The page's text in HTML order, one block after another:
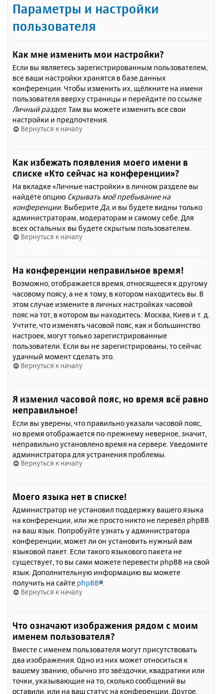
Параметры и настройки
пользователя
Как мне изменить мои настройки?
Если вы являетесь зарегистрированным пользователем,
все ваши настройки хранятся в базе данных
конференции. Чтобы изменить их, щёлкните на имени
пользователя вверху страницы и перейдите по ссылке
Личный раздел. Там вы можете изменить все свои
настройки и предпочтения.
Вернуться к началу
Как избежать появления моего имени в
списке «Кто сейчас на конференции»?
На вкладке «Личные настройки» в личном разделе вы
найдёте опцию Скрывать моё пребывание на
конференции. Выберите Да, и вы будете видны только
администраторам, модераторам и самому себе. Для
всех остальных вы будете скрытым пользователем.
Вернуться к началу
На конференции неправильное время!
Возможно, отображается время, относящееся к другому
часовому поясу, а не к тому, в котором находитесь вы. В
этом случае измените в личных настройках часовой
пояс на тот, в котором вы находитесь: Москва, Киев и т. д.
Учтите, что изменять часовой пояс, как и большинство
настроек, могут только зарегистрированные
пользователи. Если вы не зарегистрированы, то сейчас
удачный момент сделать это.
Вернуться к началу
Я изменил часовой пояс, но время всё равно
неправильное!
Если вы уверены, что правильно указали часовой пояс,
но время отображается по-прежнему неверное, значит,
неправильно установлено время на сервере. Уведомите
администратора для устранения проблемы.
Вернуться к началу
Моего языка нет в списке!
Администратор не установил поддержку вашего языка
на конференции, или же просто никто не перевёл phpBB
на ваш язык. Попробуйте узнать у администратора
конференции, может ли он установить нужный вам
языковой пакет. Если такого языкового пакета не
существует, то вы сами можете перевести phpBB на свой
язык. Дополнительную информацию вы можете
получить на сайте phpBB®.
Вернуться к началу
Что означают изображения рядом с моим
именем пользователя?
Вместе с именем пользователя могут присутствовать
два изображения. Одно из них может относиться к
вашему званию, обычно это звёздочки, квадратики или
точки, указывающие на то, сколько сообщений вы
оставили, или на ваш статус на конференции. Другое,